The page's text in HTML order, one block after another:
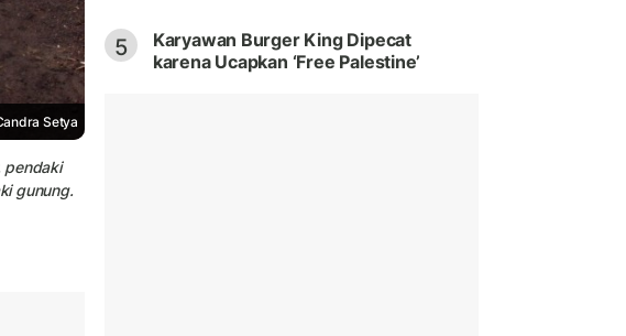
Setya
pendaki
gunung.
5
Karyawan Burger King Dipecat
karena Ucapkan ‘Free Palestine’